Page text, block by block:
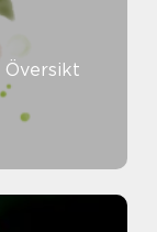
Översikt